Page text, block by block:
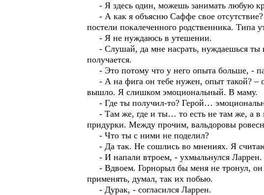
- Я здесь один, можешь занимать любую
- А как я объясню Саффе свое отсутствие?
постели покалеченного родственника. Типа
- Я не нуждаюсь в утешении.
- Слушай, да мне насрать, нуждаешься ты
получается.
- Это потому что у него опыта больше, -
- А на фига он тебе нужен, опыт такой? –
вышло. Я слишком эмоциональный. В маму.
- Где ты получил-то? Герой…
- Там же, где и ты… то есть не там же, а в
придурки. Между прочим, вальдоровы
- Что ты с ними не поделил?
- Да так. Не сошлись во мнениях. Я считаю,
- И напали втроем, - ухмыльнулся Ларрен.
- Вдвоем. Горнорыл бы меня не тронул, он
применять, думал, так их побью.
- Дурак, - согласился Ларрен.